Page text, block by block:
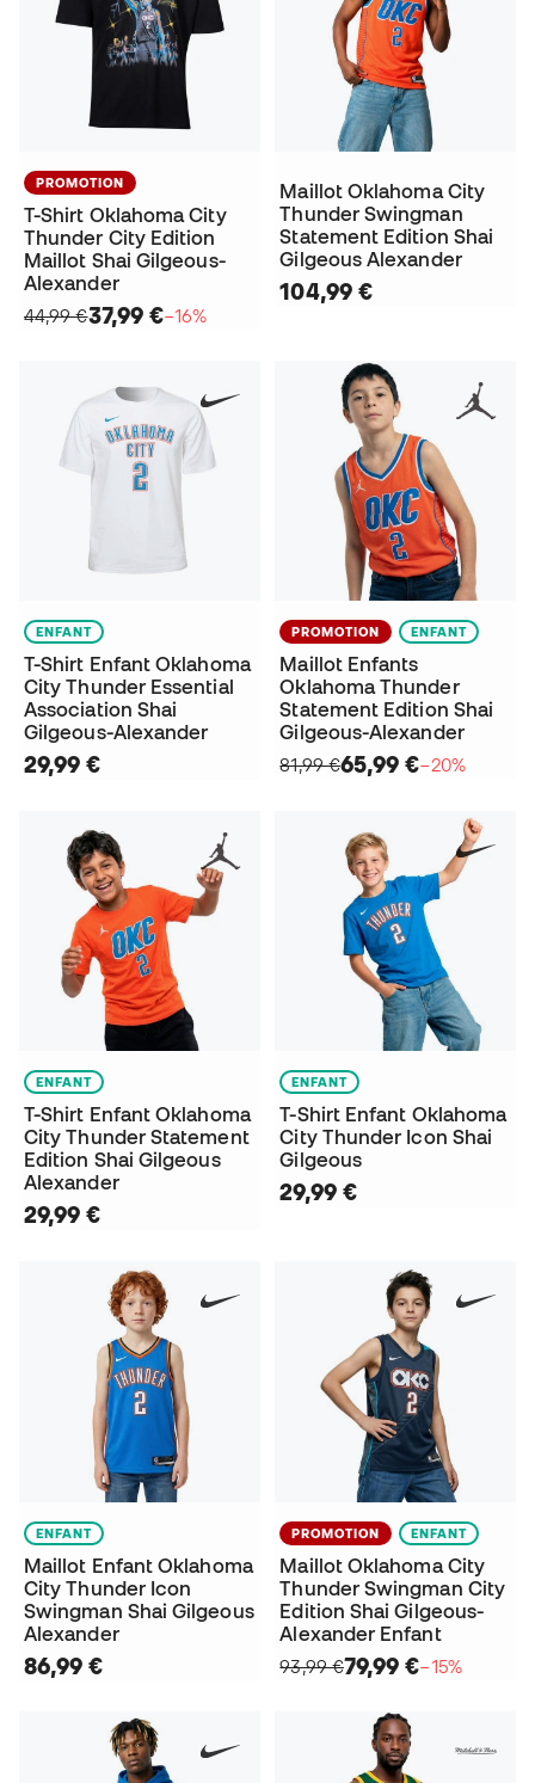
PROMOTION
T-Shirt Oklahoma City
Thunder City Edition
Maillot Shai Gilgeous-
Alexander
44,99 €37,99 €−16%
Maillot Oklahoma City
Thunder Swingman
Statement Edition Shai
Gilgeous Alexander
104,99 €
ENFANT
T-Shirt Enfant Oklahoma
City Thunder Essential
Association Shai
Gilgeous-Alexander
29,99 €
PROMOTION ENFANT
Maillot Enfants
Oklahoma Thunder
Statement Edition Shai
Gilgeous-Alexander
81,99 €65,99 €−20%
ENFANT
T-Shirt Enfant Oklahoma
City Thunder Statement
Edition Shai Gilgeous
Alexander
29,99 €
ENFANT
T-Shirt Enfant Oklahoma
City Thunder Icon Shai
Gilgeous
29,99 €
ENFANT
Maillot Enfant Oklahoma
City Thunder Icon
Swingman Shai Gilgeous
Alexander
86,99 €
PROMOTION ENFANT
Maillot Oklahoma City
Thunder Swingman City
Edition Shai Gilgeous-
Alexander Enfant
93,99 €79,99 €−15%